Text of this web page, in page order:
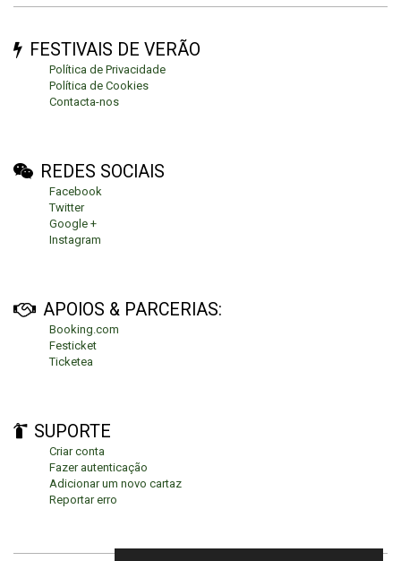
FESTIVAIS DE VERÃO
Política de Privacidade
Política de Cookies
Contacta-nos
REDES SOCIAIS
Facebook
Twitter
Google +
Instagram
APOIOS & PARCERIAS:
Booking.com
Festicket
Ticketea
SUPORTE
Criar conta
Fazer autenticação
Adicionar um novo cartaz
Reportar erro